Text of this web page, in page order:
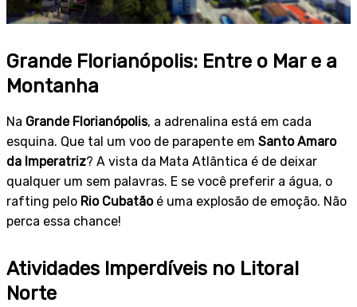
Grande Florianópolis: Entre o Mar e a
Montanha
Na Grande Florianópolis, a adrenalina está em cada
esquina. Que tal um voo de parapente em Santo Amaro
da Imperatriz? A vista da Mata Atlântica é de deixar
qualquer um sem palavras. E se você preferir a água, o
rafting pelo Rio Cubatãoé uma explosão de emoção. Não
perca essa chance!
Atividades Imperdíveis no Litoral
Norte